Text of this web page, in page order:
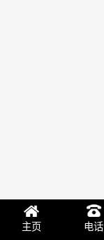
主页 电话